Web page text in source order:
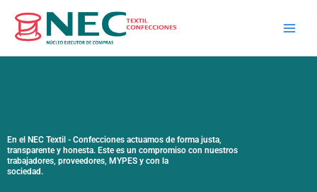
content
En el NEC Textil - Confecciones actuamos de forma justa,
transparente y honesta. Este es un compromiso con nuestros
trabajadores, proveedores, MYPES y con la
sociedad.